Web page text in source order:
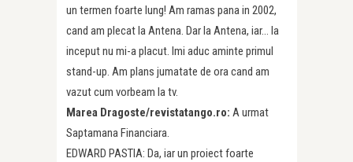
un termen foarte lung! Am ramas pana in 2002,
cand am plecat la Antena. Dar la Antena, iar… la
inceput nu mi-a placut. Imi aduc aminte primul
stand-up. Am plans jumatate de ora cand am
vazut cum vorbeam la tv.
Marea Dragoste/revistatango.ro: A urmat
Saptamana Financiara.
EDWARD PASTIA: Da, iar un proiect foarte